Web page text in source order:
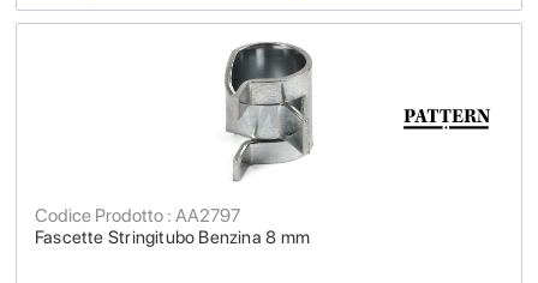
Fascette Stringitubo Benzina 8 mm
Codice Prodotto : AA2797